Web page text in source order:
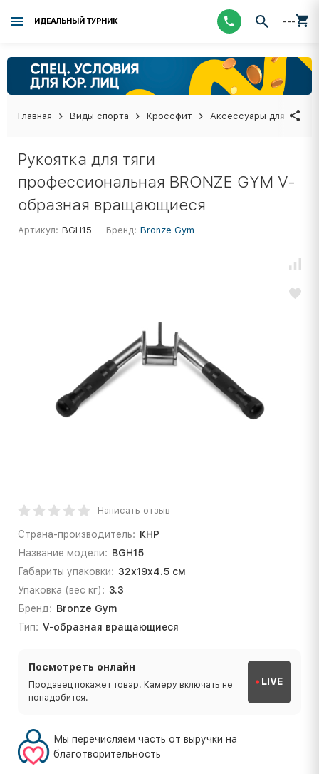
ИДЕАЛЬНЫЙ ТУРНИК ---
Главная Виды спорта Кроссфит Аксессуары для
Рукоятка для тяги
профессиональная BRONZE GYM V-
образная вращающиеся
Артикул: BGH15 Бренд: Bronze Gym
Написать отзыв
Страна-производитель: КНР
Название модели: BGH15
Габариты упаковки: 32х19x4.5 см
Упаковка (вес кг): 3.3
Бренд: Bronze Gym
Тип: V-образная вращающиеся
Посмотреть онлайн
Продавец покажет товар. Камеру включать не
понадобится.
LIVE
Мы перечисляем часть от выручки на
благотворительность